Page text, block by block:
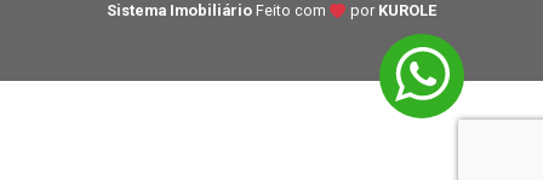
Sistema Imobiliário Feito com por KUROLE